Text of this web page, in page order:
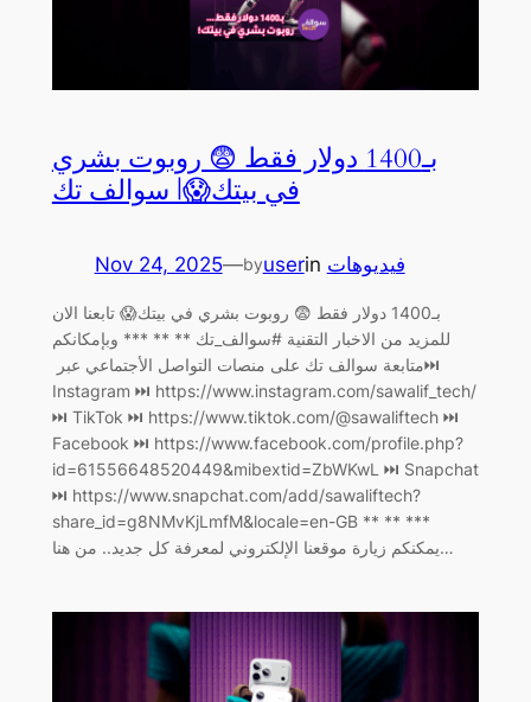
بـ1400 دولار فقط 😨 روبوت بشري
في بيتك😱| سوالف تك
Nov 24, 2025—byuserin فيديوهات
بـ1400 دولار فقط 😨 روبوت بشري في بيتك😱 تابعنا الان
للمزيد من الاخبار التقنية #سوالف_تك ** ** *** وبإمكانكم
متابعة سوالف تك على منصات التواصل الأجتماعي عبر ‏⏭
Instagram ⏭ https://www.instagram.com/sawalif_tech/
Facebook ⏭ https://www.facebook.com/profile.php?
id=61556648520449&mibextid=ZbWKwL ‏⏭ Snapchat
⏭ https://www.snapchat.com/add/sawaliftech?
share_id=g8NMvKjLmfM&locale=en-GB ** ** ***
يمكنكم زيارة موقعنا الإلكتروني لمعرفة كل جديد.. من هنا…